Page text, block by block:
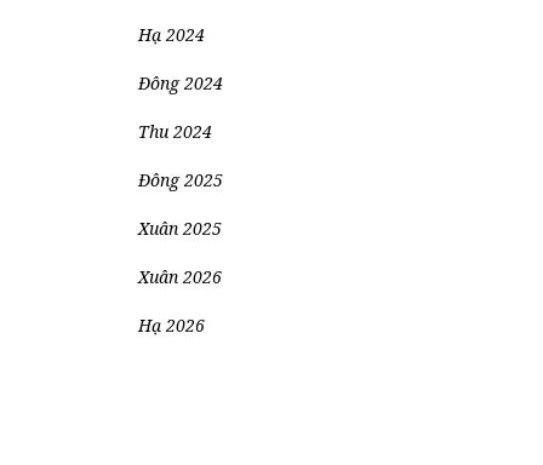
Hạ 2024
Đông 2024
Thu 2024
Đông 2025
Xuân 2025
Xuân 2026
Hạ 2026